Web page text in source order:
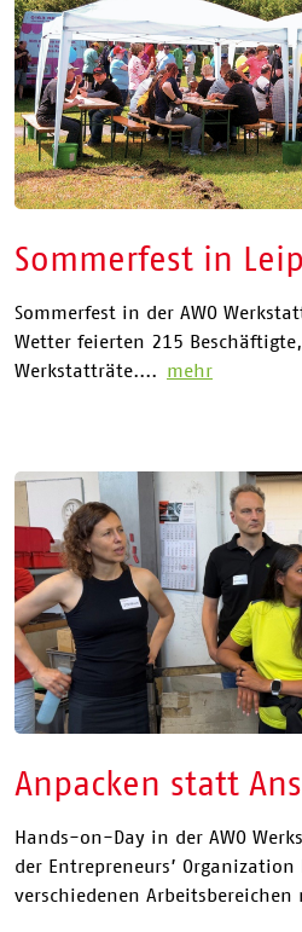
Sommerfest in
Sommerfest in der AWO
Wetter feierten 215
Werkstatträte.... mehr
Anpacken statt
Hands-on-Day in der AWO
der Entrepreneurs’
verschiedenen